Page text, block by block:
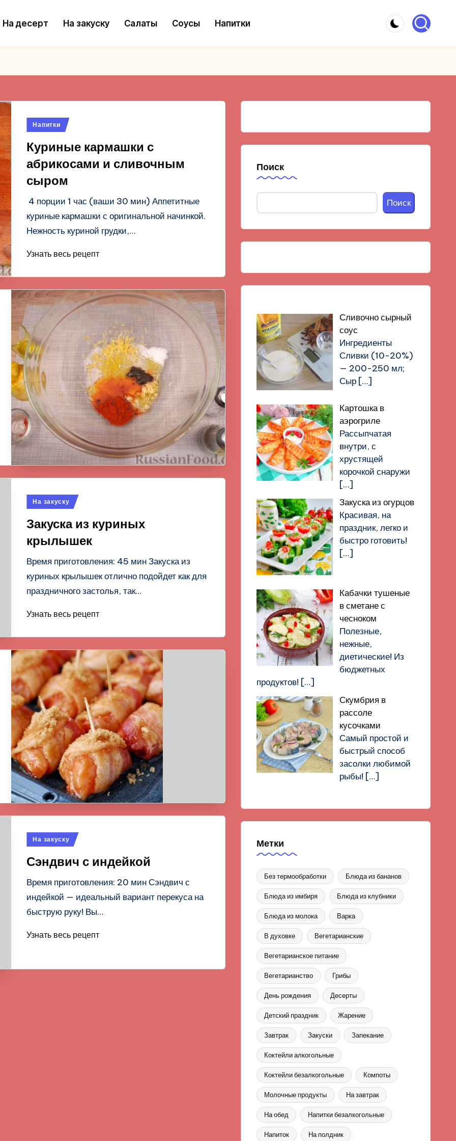
На десерт На закуску Салаты Соусы Напитки
Опубликовано
Напитки
Куриные кармашки с
абрикосами и сливочным
сыром
4 порции 1 час (ваши 30 мин) Аппетитные
куриные кармашки с оригинальной начинкой.
Нежность куриной грудки,…
Узнать весь рецепт
Опубликовано
На закуску
Закуска из куриных
крылышек
Время приготовления: 45 мин Закуска из
куриных крылышек отлично подойдет как для
праздничного застолья, так…
Узнать весь рецепт
Опубликовано
На закуску
Сэндвич с индейкой
Время приготовления: 20 мин Сэндвич с
индейкой — идеальный вариант перекуса на
быструю руку! Вы…
Узнать весь рецепт
Поиск
Поиск
Сливочно сырный
соус
Ингредиенты
Сливки (10-20%)
— 200-250 мл;
Сыр […]
Картошка в
аэрогриле
Рассыпчатая
внутри, с
хрустящей
корочкой снаружи
[…]
Закуска из огурцов
Красивая, на
праздник, легко и
быстро готовить!
[…]
Кабачки тушеные
в сметане с
чесноком
Полезные,
нежные,
диетические! Из
бюджетных
продуктов! […]
Скумбрия в
рассоле
кусочками
Самый простой и
быстрый способ
засолки любимой
рыбы! […]
Метки
Без термообработки Блюда из бананов
Блюда из имбиря Блюда из клубники
Блюда из молока Варка
В духовке Вегетарианские
Вегетарианское питание
Вегетарианство Грибы
День рождения Десерты
Детский праздник Жарение
Завтрак Закуски Запекание
Коктейли алкогольные
Коктейли безалкогольные Компоты
Молочные продукты На завтрак
На обед Напитки безалкогольные
Напиток На полдник